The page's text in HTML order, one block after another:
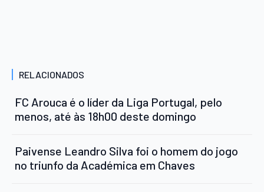
RELACIONADOS
FC Arouca é o líder da Liga Portugal, pelo
menos, até às 18h00 deste domingo
Paivense Leandro Silva foi o homem do jogo
no triunfo da Académica em Chaves